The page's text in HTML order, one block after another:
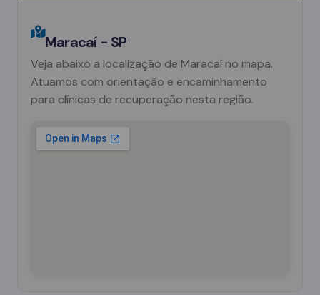
Maracaí - SP
Veja abaixo a localização de Maracaí no mapa.
Atuamos com orientação e encaminhamento
para clínicas de recuperação nesta região.